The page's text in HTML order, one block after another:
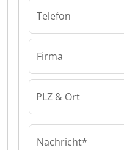
Telefon
Firma
PLZ & Ort
Nachricht*